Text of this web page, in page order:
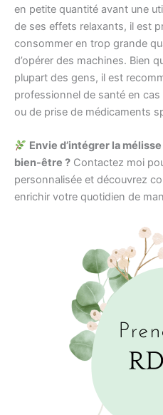
en petite quantité avant une
de ses effets relaxants, il est
consommer en trop grande
d’opérer des machines. Bien
plupart des gens, il est
professionnel de santé en cas
ou de prise de médicaments
Envie d’intégrer la
bien-être ? Contactez moi
personnalisée et découvrez
enrichir votre quotidien de